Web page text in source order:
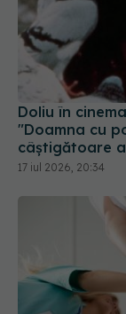
Doliu în
"Doamna cu
câștigătoare
17 iul 2026, 20:34